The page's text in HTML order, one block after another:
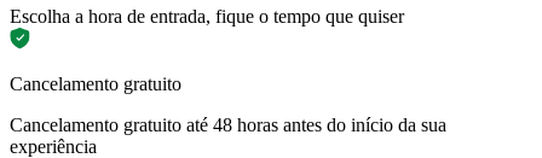
Escolha a hora de entrada, fique o tempo que quiser
Cancelamento gratuito
Cancelamento gratuito até 48 horas antes do início da sua
experiência